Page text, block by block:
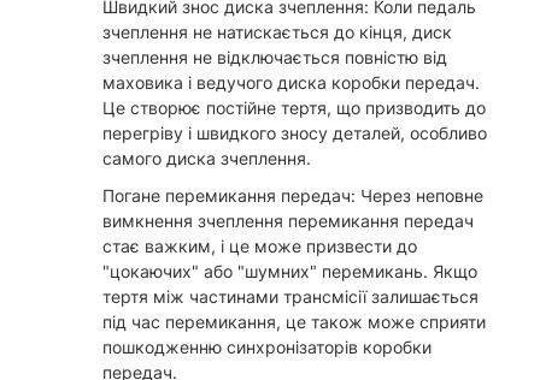
Швидкий знос диска зчеплення: Коли педаль
зчеплення не натискається до кінця, диск
зчеплення не відключається повністю від
маховика і ведучого диска коробки передач.
Це створює постійне тертя, що призводить до
перегріву і швидкого зносу деталей, особливо
самого диска зчеплення.
Погане перемикання передач: Через неповне
вимкнення зчеплення перемикання передач
стає важким, і це може призвести до
"цокаючих" або "шумних" перемикань. Якщо
тертя між частинами трансмісії залишається
під час перемикання, це також може сприяти
пошкодженню синхронізаторів коробки
передач.